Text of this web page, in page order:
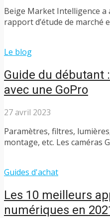
Beige Market Intelligence a
rapport d’étude de marché
Le blog
Guide du débutant
avec une GoPro
27 avril 2023
Paramètres, filtres,
montage, etc. Les caméras
Guides d'achat
Les 10 meilleurs
numériques en